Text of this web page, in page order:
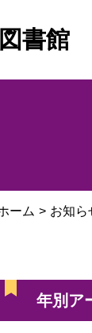
書館
ーム お知ら
年別ア